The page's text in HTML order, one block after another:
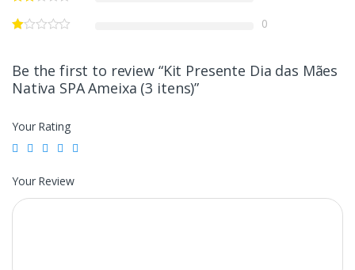
0
Be the first to review “Kit Presente Dia das Mães
Nativa SPA Ameixa (3 itens)”
Your Rating
Your Review